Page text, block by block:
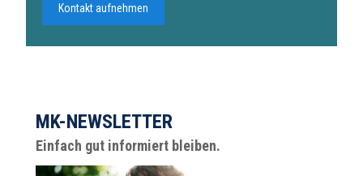
Kontakt aufnehmen
MK-NEWSLETTER
Einfach gut informiert bleiben.